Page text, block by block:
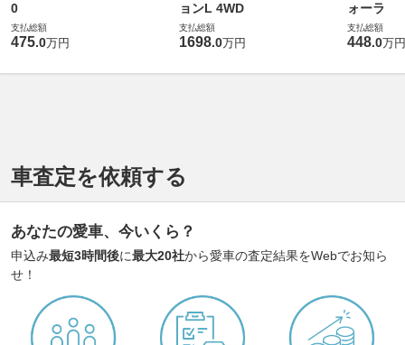
0
支払総額
475.0万円
ョンL 4WD
支払総額
1698.0万円
ォーラ
支払総額
448.0万円
車査定を依頼する
あなたの愛車、今いくら？
申込み最短3時間後に最大20社から愛車の査定結果をWebでお知ら
せ！